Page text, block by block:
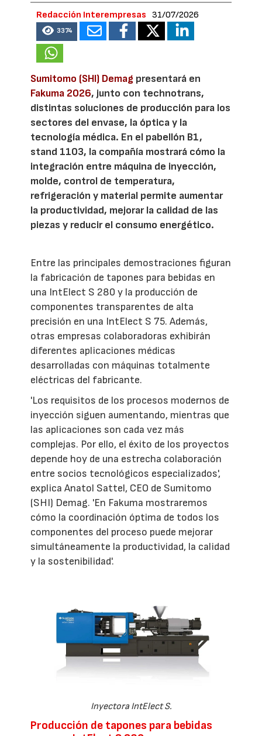
Redacción Interempresas 31/07/2026
3374
Sumitomo (SHI) Demag presentará en
Fakuma 2026, junto con technotrans,
distintas soluciones de producción para los
sectores del envase, la óptica y la
tecnología médica. En el pabellón B1,
stand 1103, la compañía mostrará cómo la
integración entre máquina de inyección,
molde, control de temperatura,
refrigeración y material permite aumentar
la productividad, mejorar la calidad de las
piezas y reducir el consumo energético.
Entre las principales demostraciones figuran
la fabricación de tapones para bebidas en
una IntElect S 280 y la producción de
componentes transparentes de alta
precisión en una IntElect S 75. Además,
otras empresas colaboradoras exhibirán
diferentes aplicaciones médicas
desarrolladas con máquinas totalmente
eléctricas del fabricante.
'Los requisitos de los procesos modernos de
inyección siguen aumentando, mientras que
las aplicaciones son cada vez más
complejas. Por ello, el éxito de los proyectos
depende hoy de una estrecha colaboración
entre socios tecnológicos especializados',
explica Anatol Sattel, CEO de Sumitomo
(SHI) Demag. 'En Fakuma mostraremos
cómo la coordinación óptima de todos los
componentes del proceso puede mejorar
simultáneamente la productividad, la calidad
y la sostenibilidad'.
Inyectora IntElect S.
Producción de tapones para bebidas